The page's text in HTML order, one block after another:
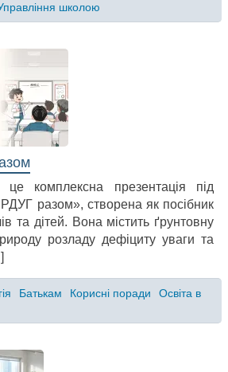
школою
комплексна презентація під
разом», створена як посібник
та дітей. Вона містить ґрунтовну
розладу дефіциту уваги та
Батькам Корисні поради
Освіта в